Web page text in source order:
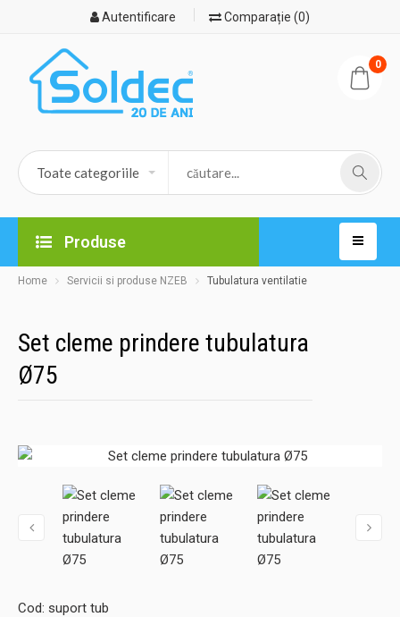
Autentificare Comparație (0)
0
Produse
Home Servicii si produse NZEB Tubulatura ventilatie
Set cleme prindere tubulatura
Ø75
Cod: suport tub